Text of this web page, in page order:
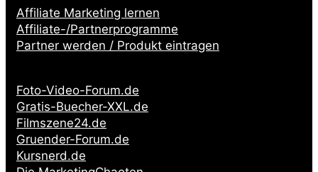
Affiliate Marketing lernen
Affiliate-/Partnerprogramme
Partner werden / Produkt eintragen
Foto-Video-Forum.de
Gratis-Buecher-XXL.de
Filmszene24.de
Gruender-Forum.de
Kursnerd.de